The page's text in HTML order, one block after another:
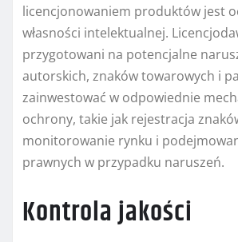
licencjonowaniem produktów jest
własności intelektualnej.
przygotowani na potencjalne
autorskich, znaków towarowych i
zainwestować w odpowiednie
ochrony, takie jak rejestracja
monitorowanie rynku i
prawnych w przypadku naruszeń.
Kontrola jakości